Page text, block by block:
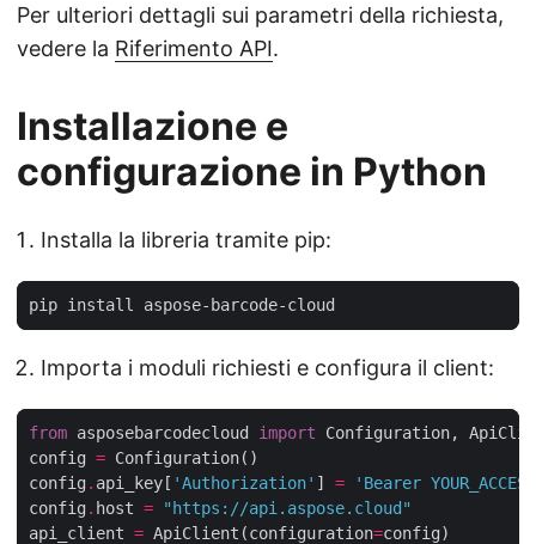
Per ulteriori dettagli sui parametri della richiesta,
vedere la Riferimento API.
Installazione e
configurazione in Python
Installa la libreria tramite pip:
Importa i moduli richiesti e configura il client:
from asposebarcodecloud import
config =
config . api_key[ 'Authorization' ] =
'Bearer
config . host =
"https://api.aspose.cloud"
api_client = ApiClient(configuration=